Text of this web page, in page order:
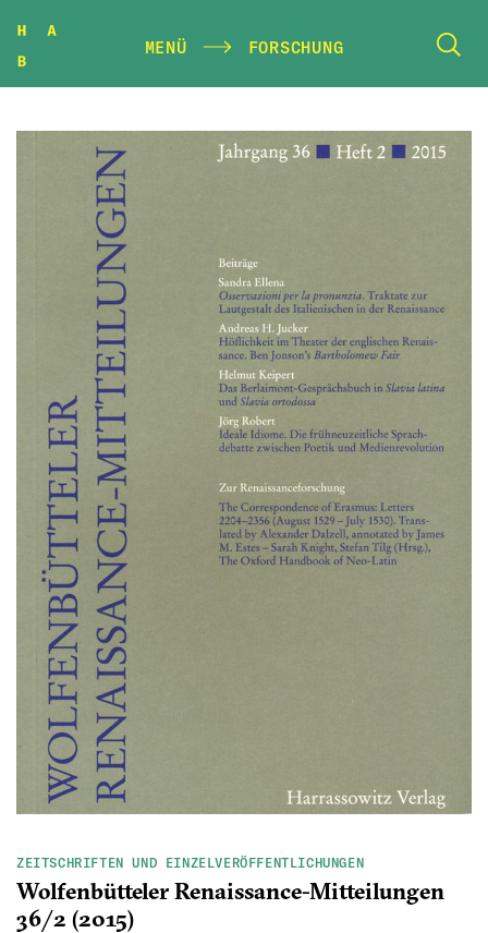
MENÜ FORSCHUNG
ZEITSCHRIFTEN UND EINZELVERÖFFENTLICHUNGEN
Wolfenbütteler Renaissance-Mitteilungen
36/2 (2015)